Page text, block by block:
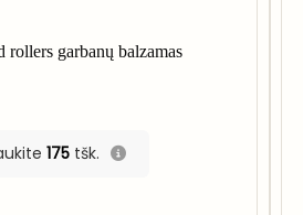
rollers garbanų balzamas
175tšk.